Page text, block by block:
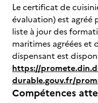
Le certificat de
évaluation) est agréé
liste à jour des
maritimes agréées et
dispensant est
https://
durable.gouv.fr/
Compétences